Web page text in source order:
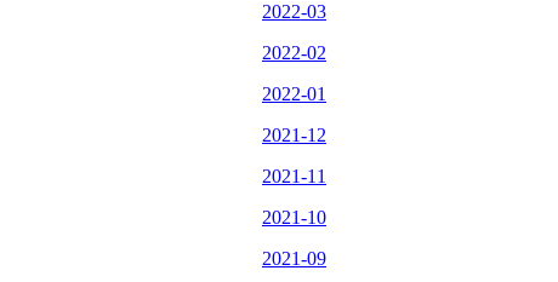
2022-03
2022-02
2022-01
2021-12
2021-11
2021-10
2021-09